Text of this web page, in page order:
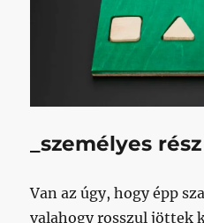
_személyes rész
Van az úgy, hogy épp
valahogy rosszul jöttek